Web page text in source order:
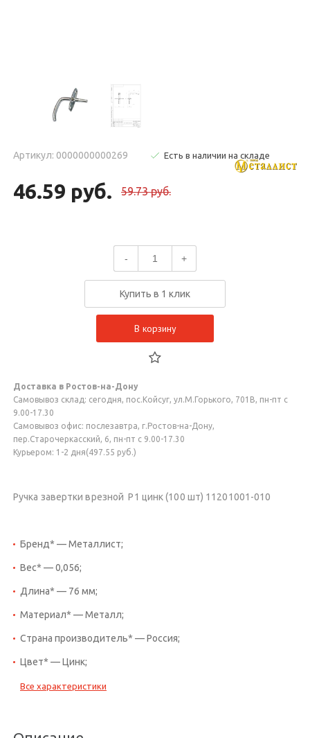
Артикул: 0000000000269 Есть в наличии на складе
46.59 руб. 59.73 руб.
- +
Купить в 1 клик
В корзину
Доставка в Ростов-на-Дону
Самовывоз склад: сегодня, пос.Койсуг, ул.М.Горького, 701В, пн-пт с
9.00-17.30
Самовывоз офис: послезавтра, г.Ростов-на-Дону,
пер.Старочеркасский, 6, пн-пт с 9.00-17.30
Курьером: 1-2 дня(497.55 руб.)
Ручка завертки врезной Р1 цинк (100 шт) 11201001-010
Бренд* — Металлист;
Вес* — 0,056;
Длина* — 76 мм;
Материал* — Металл;
Страна производитель* — Россия;
Цвет* — Цинк;
Все характеристики